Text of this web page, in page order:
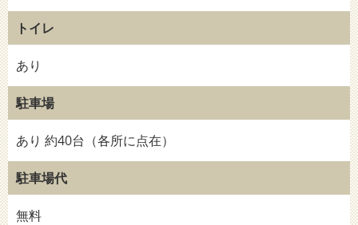
トイレ
あり
駐車場
あり 約40台（各所に点在）
駐車場代
無料